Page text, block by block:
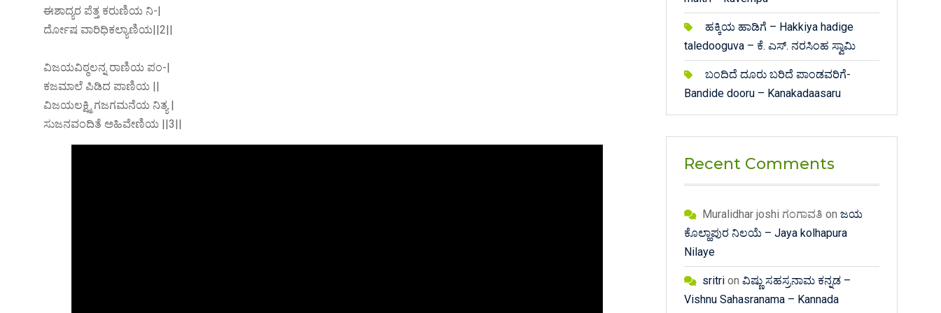
ಈಶಾದ್ಯರ ಪೆತ್ತ ಕರುಣಿಯ ನಿ-|
ರ್ದೋಷ ವಾರಿಧಿಕಲ್ಯಾಣಿಯ||2||
ವಿಜಯವಿಠ್ಠಲನ್ನ ರಾಣಿಯ ಪಂ-|
ಕಜಮಾಲೆ ಪಿಡಿದ ಪಾಣಿಯ ||
ವಿಜಯಲಕ್ಷ್ಮಿ ಗಜಗಮನೆಯ ನಿತ್ಯ |
ಸುಜನವಂದಿತೆ ಅಹಿವೇಣಿಯ ||3||
ಹಕ್ಕಿಯ ಹಾಡಿಗೆ – Hakkiya hadige
taledooguva – ಕೆ. ಎಸ್. ನರಸಿಂಹ ಸ್ವಾಮಿ
ಬಂದಿದೆ ದೂರು ಬರಿದೆ ಪಾಂಡವರಿಗೆ-
Bandide dooru – Kanakadaasaru
Recent Comments
Muralidhar joshi ಗಂಗಾವತಿ on ಜಯ
ಕೊಲ್ಹಾಪುರ ನಿಲಯೆ – Jaya kolhapura
Nilaye
sritri on ವಿಷ್ಣು ಸಹಸ್ರನಾಮ ಕನ್ನಡ –
Vishnu Sahasranama – Kannada